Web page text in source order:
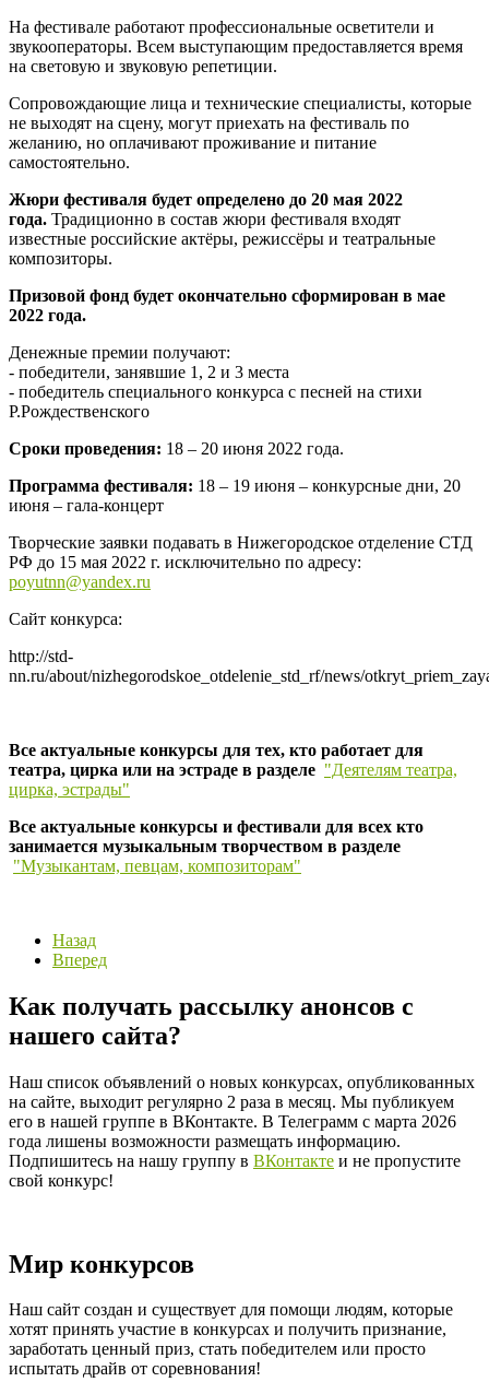
На фестивале работают профессиональные осветители и
звукооператоры. Всем выступающим предоставляется время
на световую и звуковую репетиции.
Сопровождающие лица и технические специалисты, которые
не выходят на сцену, могут приехать на фестиваль по
желанию, но оплачивают проживание и питание
самостоятельно.
Жюри фестиваля будет определено до 20 мая 2022
года. Традиционно в состав жюри фестиваля входят
известные российские актёры, режиссёры и театральные
композиторы.
Призовой фонд будет окончательно сформирован в мае
2022 года.
Денежные премии получают:
- победители, занявшие 1, 2 и 3 места
- победитель специального конкурса с песней на стихи
Р.Рождественского
Сроки проведения: 18 – 20 июня 2022 года.
Программа фестиваля: 18 – 19 июня – конкурсные дни, 20
июня – гала-концерт
Творческие заявки подавать в Нижегородское отделение СТД
РФ до 15 мая 2022 г. исключительно по адресу:
poyutnn@yandex.ru
Сайт конкурса:
http://std-
nn.ru/about/nizhegorodskoe_otdelenie_std_rf/news/
Все актуальные конкурсы для тех, кто работает для
театра, цирка или на эстраде в разделе "Деятелям театра,
цирка, эстрады"
Все актуальные конкурсы и фестивали для всех кто
занимается музыкальным творчеством в разделе
"Музыкантам, певцам, композиторам"
Назад
Вперед
Как получать рассылку анонсов с
нашего сайта?
Наш список объявлений о новых конкурсах, опубликованных
на сайте, выходит регулярно 2 раза в месяц. Мы публикуем
его в нашей группе в ВКонтакте. В Телеграмм с марта 2026
года лишены возможности размещать информацию.
Подпишитесь на нашу группу в ВКонтакте и не пропустите
свой конкурс!
Мир конкурсов
Наш сайт создан и существует для помощи людям, которые
хотят принять участие в конкурсах и получить признание,
заработать ценный приз, стать победителем или просто
испытать драйв от соревнования!